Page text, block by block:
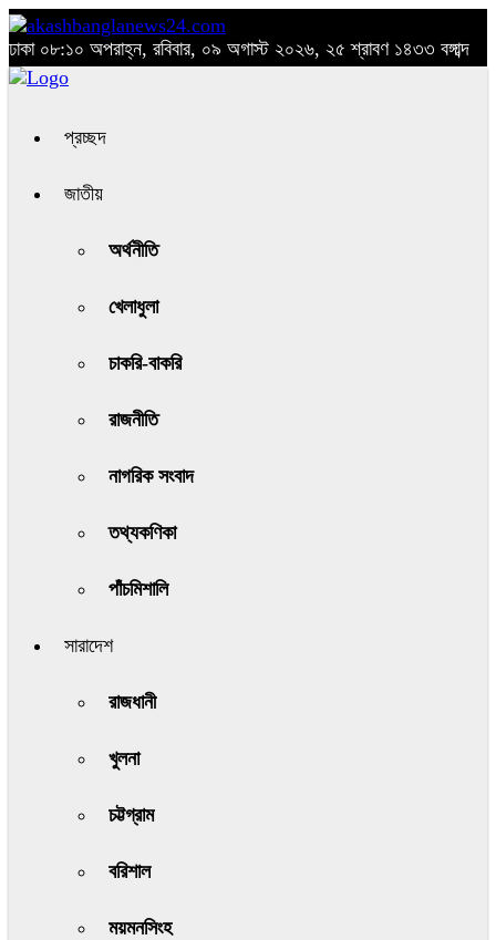
ঢাকা ০৮:১০ অপরাহ্ন, রবিবার, ০৯ অগাস্ট ২০২৬, ২৫ শ্রাবণ ১৪৩৩ বঙ্গাব্দ
প্রচ্ছদ
জাতীয়
অর্থনীতি
খেলাধুলা
চাকরি-বাকরি
রাজনীতি
নাগরিক সংবাদ
তথ্যকণিকা
পাঁচমিশালি
সারাদেশ
রাজধানী
খুলনা
চট্টগ্রাম
বরিশাল
ময়মনসিংহ